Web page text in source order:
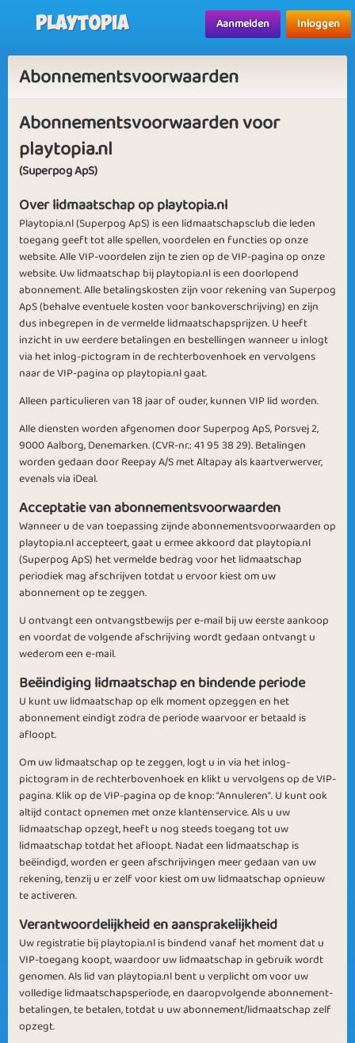
Playtopia Aanmelden Inloggen
Abonnementsvoorwaarden
Abonnementsvoorwaarden voor
playtopia.nl
(Superpog ApS)
Over lidmaatschap op playtopia.nl
Playtopia.nl (Superpog ApS) is een lidmaatschapsclub die leden
toegang geeft tot alle spellen, voordelen en functies op onze
website. Alle VIP-voordelen zijn te zien op de VIP-pagina op onze
website. Uw lidmaatschap bij playtopia.nl is een doorlopend
abonnement. Alle betalingskosten zijn voor rekening van Superpog
ApS (behalve eventuele kosten voor bankoverschrijving) en zijn
dus inbegrepen in de vermelde lidmaatschapsprijzen. U heeft
inzicht in uw eerdere betalingen en bestellingen wanneer u inlogt
via het inlog-pictogram in de rechterbovenhoek en vervolgens
naar de VIP-pagina op playtopia.nl gaat.
Alleen particulieren van 18 jaar of ouder, kunnen VIP lid worden.
Alle diensten worden afgenomen door Superpog ApS, Porsvej 2,
9000 Aalborg, Denemarken. (CVR-nr.: 41 95 38 29). Betalingen
worden gedaan door Reepay A/S met Altapay als kaartverwerver,
evenals via iDeal.
Acceptatie van abonnementsvoorwaarden
Wanneer u de van toepassing zijnde abonnementsvoorwaarden op
playtopia.nl accepteert, gaat u ermee akkoord dat playtopia.nl
(Superpog ApS) het vermelde bedrag voor het lidmaatschap
periodiek mag afschrijven totdat u ervoor kiest om uw
abonnement op te zeggen.
U ontvangt een ontvangstbewijs per e-mail bij uw eerste aankoop
en voordat de volgende afschrijving wordt gedaan ontvangt u
wederom een e-mail.
Beëindiging lidmaatschap en bindende periode
U kunt uw lidmaatschap op elk moment opzeggen en het
abonnement eindigt zodra de periode waarvoor er betaald is
afloopt.
Om uw lidmaatschap op te zeggen, logt u in via het inlog-
pictogram in de rechterbovenhoek en klikt u vervolgens op de VIP-
pagina. Klik op de VIP-pagina op de knop: "Annuleren". U kunt ook
altijd contact opnemen met onze klantenservice. Als u uw
lidmaatschap opzegt, heeft u nog steeds toegang tot uw
lidmaatschap totdat het afloopt. Nadat een lidmaatschap is
beëindigd, worden er geen afschrijvingen meer gedaan van uw
rekening, tenzij u er zelf voor kiest om uw lidmaatschap opnieuw
te activeren.
Verantwoordelijkheid en aansprakelijkheid
Uw registratie bij playtopia.nl is bindend vanaf het moment dat u
VIP-toegang koopt, waardoor uw lidmaatschap in gebruik wordt
genomen. Als lid van playtopia.nl bent u verplicht om voor uw
volledige lidmaatschapsperiode, en daaropvolgende abonnement-
betalingen, te betalen, totdat u uw abonnement/lidmaatschap zelf
opzegt.